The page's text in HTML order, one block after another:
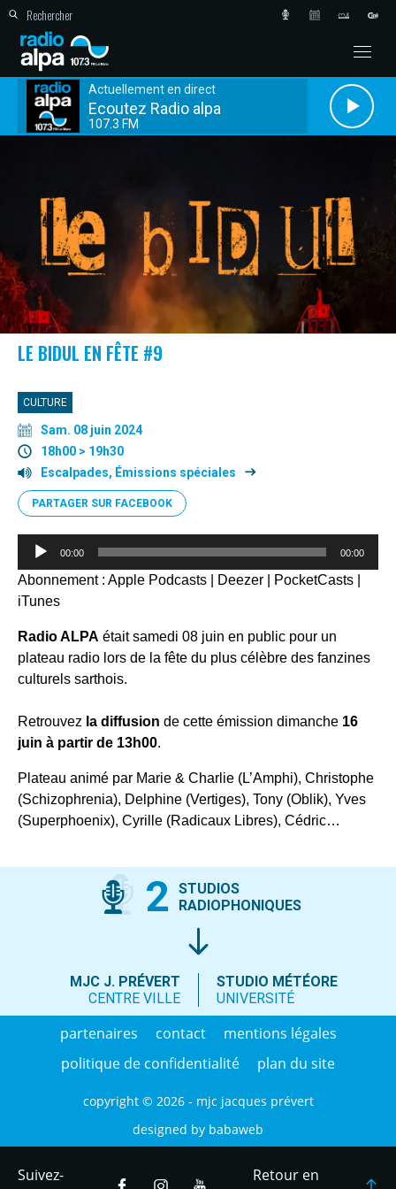
Actuellement en direct
Ecoutez Radio alpa
107.3 FM
LE BIDUL EN FÊTE #9
CULTURE
Sam. 08 juin 2024
18h00 > 19h30
Escalpades, Émissions spéciales
PARTAGER SUR FACEBOOK
Lecteur
00:00 00:00
Abonnement : Apple Podcasts Deezer PocketCasts
iTunes
Radio ALPA était samedi 08 juin en public pour un
plateau radio lors de la fête du plus célèbre des fanzines
culturels sarthois.
Retrouvez la diffusion de cette émission dimanche 16
juin à partir de 13h00.
Plateau animé par Marie & Charlie (L’Amphi), Christophe
(Schizophrenia), Delphine (Vertiges), Tony (Oblik), Yves
(Superphoenix), Cyrille (Radicaux Libres), Cédric…
2
STUDIOS
RADIOPHONIQUES
MJC J. PRÉVERT
CENTRE VILLE
STUDIO MÉTÉORE
UNIVERSITÉ
partenaires contact
mentions légales
politique de confidentialité
plan du site
copyright © 2026 - mjc jacques prévert
designed by babaweb
Suivez-
Retour en